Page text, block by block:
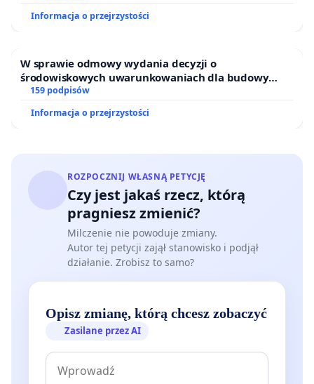
Informacja o przejrzystości
W sprawie odmowy wydania decyzji o
środowiskowych uwarunkowaniach dla budowy
zakładu wytwarzania biometanu „Krynki” w
Puszczy Knyszyńskiej
159 podpisów
Informacja o przejrzystości
ROZPOCZNIJ WŁASNĄ PETYCJĘ
Czy jest jakaś rzecz, którą
pragniesz zmienić?
Milczenie nie powoduje zmiany.
Autor tej petycji zajął stanowisko i podjął
działanie. Zrobisz to samo?
Opisz zmianę, którą chcesz zobaczyć
Zasilane przez AI